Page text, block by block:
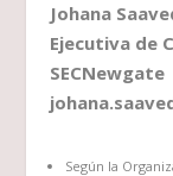
Johana
Ejecutiva de
SECNewgate
Según la